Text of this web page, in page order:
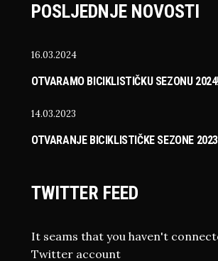
POSLJEDNJE NOVOSTI
16.03.2024
OTVARAMO BICIKLISTIČKU SEZONU
14.03.2023
OTVARANJE BICIKLISTIČKE SEZONE 2023
TWITTER FEED
It seams that you haven't
Twitter account